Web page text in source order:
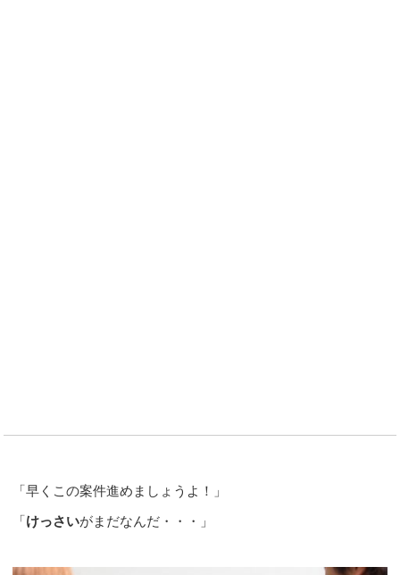
「早くこの案件進めましょうよ！」
「けっさいがまだなんだ・・・」